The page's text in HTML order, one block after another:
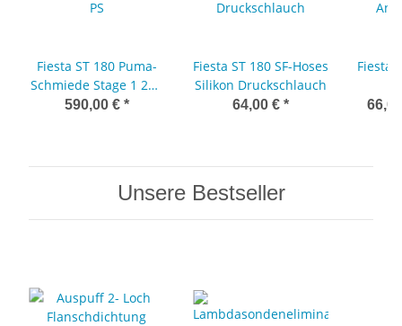
Fiesta ST 180 Puma-
Schmiede Stage 1 210
PS
590,00 € *
Fiesta ST 180 SF-Hoses
Silikon Druckschlauch
64,00 € *
Fiesta
Unsere Bestseller